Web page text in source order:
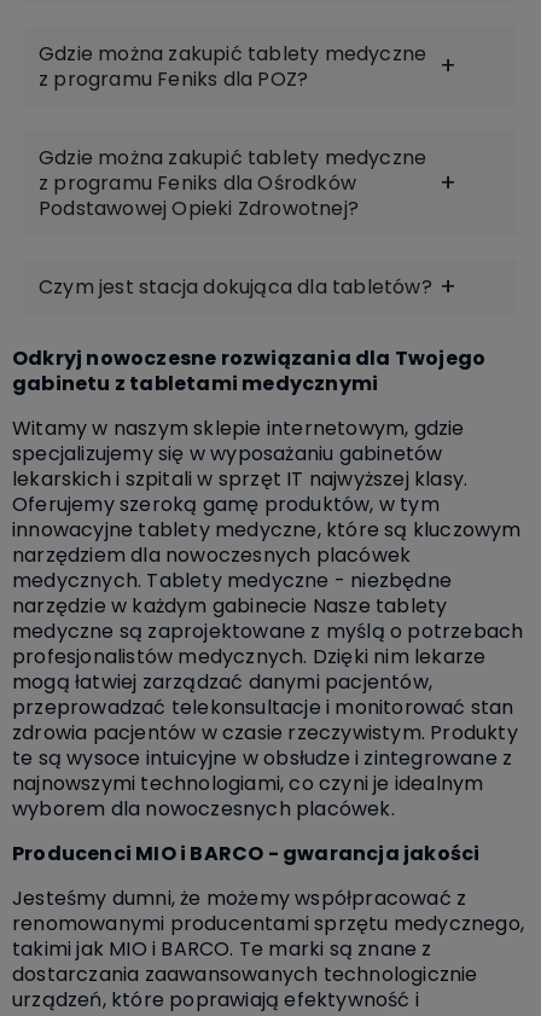
Gdzie można zakupić tablety medyczne
z programu Feniks dla POZ?
Gdzie można zakupić tablety medyczne
z programu Feniks dla Ośrodków
Podstawowej Opieki Zdrowotnej?
Czym jest stacja dokująca dla tabletów?
Odkryj nowoczesne rozwiązania dla Twojego
gabinetu z tabletami medycznymi
Witamy w naszym sklepie internetowym, gdzie
specjalizujemy się w wyposażaniu gabinetów
lekarskich i szpitali w sprzęt IT najwyższej klasy.
Oferujemy szeroką gamę produktów, w tym
innowacyjne tablety medyczne, które są kluczowym
narzędziem dla nowoczesnych placówek
medycznych. Tablety medyczne - niezbędne
narzędzie w każdym gabinecie Nasze tablety
medyczne są zaprojektowane z myślą o potrzebach
profesjonalistów medycznych. Dzięki nim lekarze
mogą łatwiej zarządzać danymi pacjentów,
przeprowadzać telekonsultacje i monitorować stan
zdrowia pacjentów w czasie rzeczywistym. Produkty
te są wysoce intuicyjne w obsłudze i zintegrowane z
najnowszymi technologiami, co czyni je idealnym
wyborem dla nowoczesnych placówek.
Producenci MIO i BARCO - gwarancja jakości
Jesteśmy dumni, że możemy współpracować z
renomowanymi producentami sprzętu medycznego,
takimi jak MIO i BARCO. Te marki są znane z
dostarczania zaawansowanych technologicznie
urządzeń, które poprawiają efektywność i